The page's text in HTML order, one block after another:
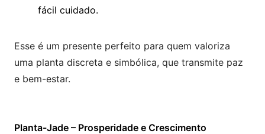
fácil cuidado.
Esse é um presente perfeito para quem valoriza
uma planta discreta e simbólica, que transmite paz
e bem-estar.
Planta-Jade – Prosperidade e Crescimento